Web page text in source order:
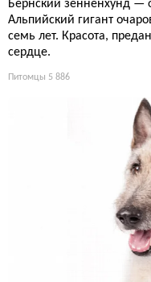
Бернский зенненхунд —
Альпийский гигант
семь лет. Красота,
сердце.
Питомцы 5 886